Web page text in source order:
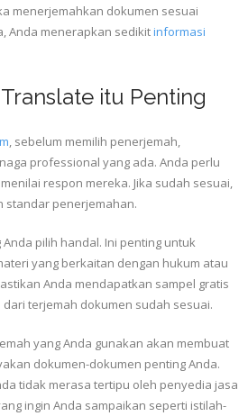
menerjemahkan dokumen sesuai
Anda menerapkan sedikitinformasi
itu Penting
, sebelum memilih penerjemah,
professional yang ada. Anda perlu
respon mereka. Jika sudah sesuai,
standar penerjemahan.
pilih handal. Ini penting untuk
yang berkaitan dengan hukum atau
Anda mendapatkan sampel gratis
terjemah dokumen sudah sesuai.
yang Anda gunakan akan membuat
dokumen-dokumen penting Anda.
tidak merasa tertipu oleh penyedia jasa
ingin Anda sampaikan seperti istilah-